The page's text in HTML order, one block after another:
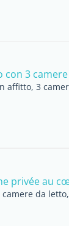
3
affitto, 3
privée au
da